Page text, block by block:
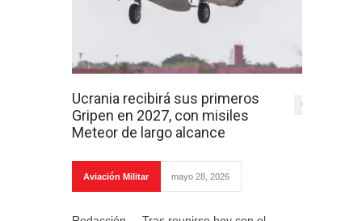
Ucrania recibirá sus primeros
Gripen en 2027, con misiles
Meteor de largo alcance
0
Aviación Militar mayo 28, 2026